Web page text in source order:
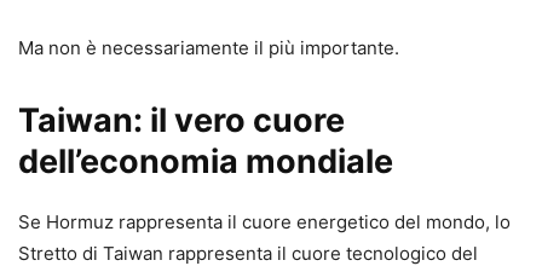
Ma non è necessariamente il più importante.
Taiwan: il vero cuore
dell’economia mondiale
Se Hormuz rappresenta il cuore energetico del mondo, lo
Stretto di Taiwan rappresenta il cuore tecnologico del